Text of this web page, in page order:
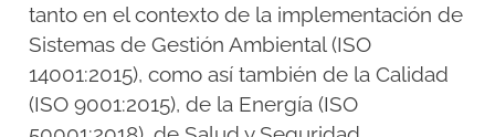
tanto en el contexto de la implementación de
Sistemas de Gestión Ambiental (ISO
14001:2015), como así también de la Calidad
(ISO 9001:2015), de la Energía (ISO